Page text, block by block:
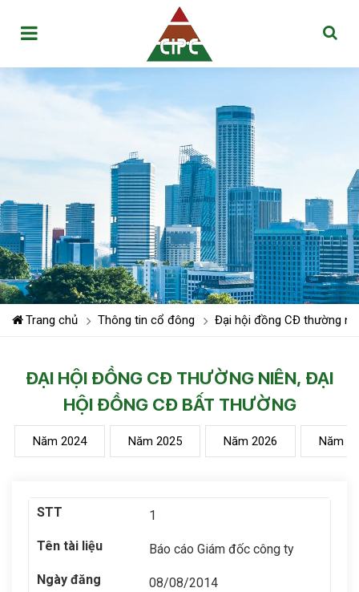
Trang chủ Thông tin cổ đông Đại hội đồng CĐ thường
ĐẠI HỘI ĐỒNG CĐ THƯỜNG NIÊN, ĐẠI
HỘI ĐỒNG CĐ BẤT THƯỜNG
Năm 2024 Năm 2025 Năm 2026 Năm
1
Báo cáo Giám đốc công ty
08/08/2014